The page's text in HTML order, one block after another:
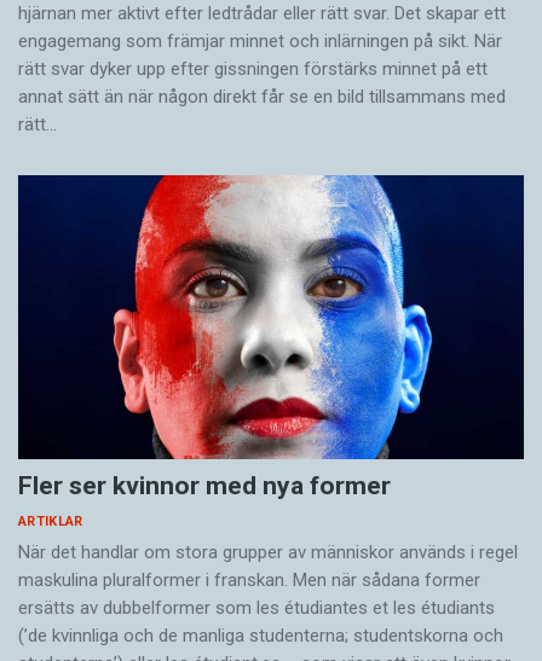
hjärnan mer aktivt ­efter ledtrådar eller rätt svar. Det skapar ett
engagemang som främjar minnet och inlärningen på sikt. När
rätt svar dyker upp efter gissningen förstärks minnet på ett
annat sätt än när någon direkt får se en bild tillsammans med
rätt…
Fler ser kvinnor med nya former
ARTIKLAR
När det handlar om stora grupper av människor används i regel
maskulina pluralformer i franskan. Men när sådana ­former
ersätts av dubbel­former som les étudiantes et les étudiants
(’de kvinnliga och de manliga studenterna; studentskorna och